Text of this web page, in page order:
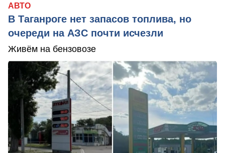
АВТО
В Таганроге нет запасов топлива, но
очереди на АЗС почти исчезли
Живём на бензовозе